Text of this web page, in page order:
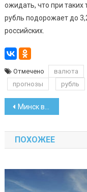
ожидать, что при
рубль подорожает до
российских.
Отмечено валюта
прогнозы
рубль
Навигация
по
записям
Минск включили в топ самых чистых городов мира
ПОХОЖЕЕ